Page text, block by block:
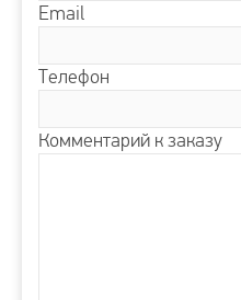
Email
Телефон
Комментарий к заказу